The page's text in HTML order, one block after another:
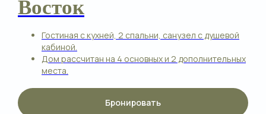
Восток
Гостиная с кухней, 2 спальни, санузел с душевой
кабиной.
Дом рассчитан на 4 основных и 2 дополнительных
места.
Бронировать
познакомьтесь с её жизнью изнутри,
пообщайтесь с обитателями, покормите
животных и сделайте фотографии на память.